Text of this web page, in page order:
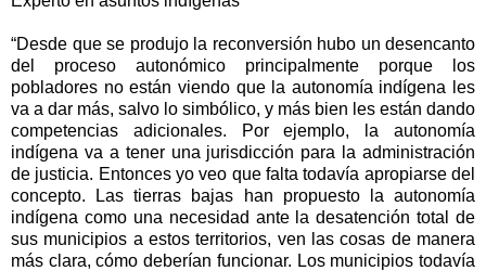
“Desde que se produjo la reconversión hubo un desencanto
del proceso autonómico principalmente porque los
pobladores no están viendo que la autonomía indígena les
va a dar más, salvo lo simbólico, y más bien les están dando
competencias adicionales. Por ejemplo, la autonomía
indígena va a tener una jurisdicción para la administración
de justicia. Entonces yo veo que falta todavía apropiarse del
concepto. Las tierras bajas han propuesto la autonomía
indígena como una necesidad ante la desatención total de
sus municipios a estos territorios, ven las cosas de manera
más clara, cómo deberían funcionar. Los municipios todavía